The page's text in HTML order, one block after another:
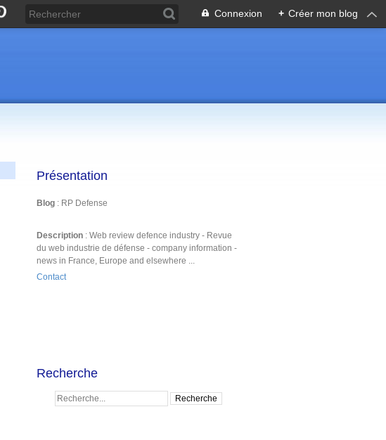
Connexion + Créer mon blog
Présentation
Blog : RP Defense
Description : Web review defence industry - Revue
du web industrie de défense - company information -
news in France, Europe and elsewhere ...
Contact
Recherche